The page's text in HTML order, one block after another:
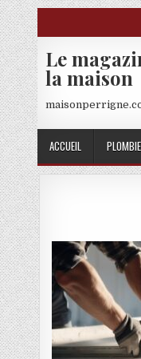
Skip to content
Le
la maison
ACCUEIL